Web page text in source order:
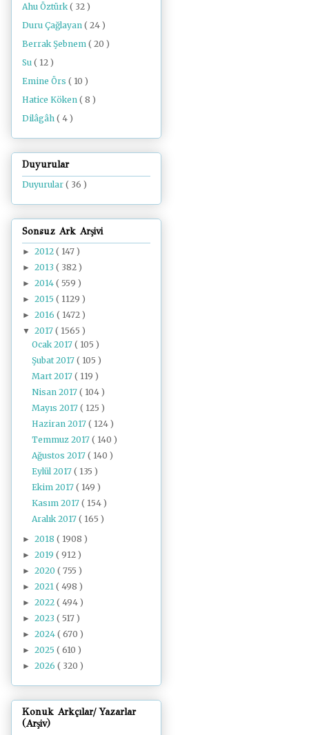
Ahu Öztürk ( 32 )
Duru Çağlayan ( 24 )
Berrak Şebnem ( 20 )
Su ( 12 )
Emine Örs ( 10 )
Hatice Köken ( 8 )
Dilâgâh ( 4 )
Duyurular
Duyurular ( 36 )
Sonsuz Ark Arşivi
► 2012 ( 147 )
► 2013 ( 382 )
► 2014 ( 559 )
► 2015 ( 1129 )
► 2016 ( 1472 )
▼ 2017 ( 1565 )
Ocak 2017( 105 )
Şubat 2017( 105 )
Mart 2017( 119 )
Nisan 2017( 104 )
Mayıs 2017( 125 )
Haziran 2017( 124 )
Temmuz 2017( 140 )
Ağustos 2017( 140 )
Eylül 2017( 135 )
Ekim 2017( 149 )
Kasım 2017( 154 )
Aralık 2017( 165 )
► 2018 ( 1908 )
► 2019 ( 912 )
► 2020 ( 755 )
► 2021 ( 498 )
► 2022 ( 494 )
► 2023 ( 517 )
► 2024 ( 670 )
► 2025 ( 610 )
► 2026 ( 320 )
Konuk Arkçılar/ Yazarlar
(Arşiv)